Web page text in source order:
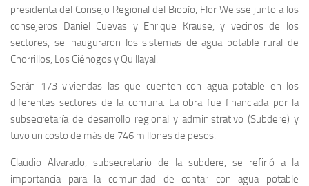
presidenta del Consejo Regional del Biobío, Flor Weisse junto a los
consejeros Daniel Cuevas y Enrique Krause, y vecinos de los
sectores, se inauguraron los sistemas de agua potable rural de
Chorrillos, Los Ciénogos y Quillayal.
Serán 173 viviendas las que cuenten con agua potable en los
diferentes sectores de la comuna. La obra fue financiada por la
subsecretaría de desarrollo regional y administrativo (Subdere) y
tuvo un costo de más de 746 millones de pesos.
Claudio Alvarado, subsecretario de la subdere, se refirió a la
importancia para la comunidad de contar con agua potable